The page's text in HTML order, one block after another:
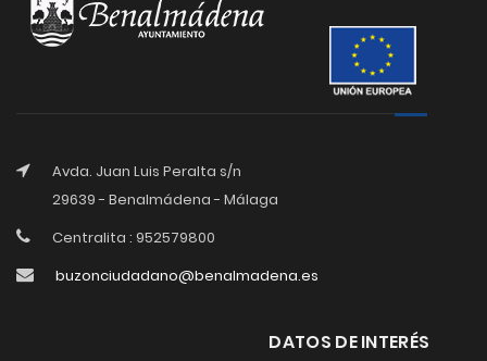
Avda. Juan Luis Peralta s/n
29639 - Benalmádena - Málaga
Centralita : 952579800
buzonciudadano@benalmadena.es
DATOS DE INTERÉS